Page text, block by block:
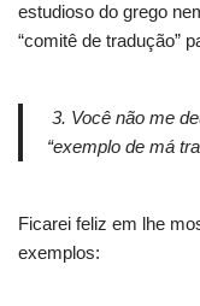
estudioso do grego
“comitê de tradução”
3. Você não me
“exemplo de má
Ficarei feliz em lhe
exemplos: